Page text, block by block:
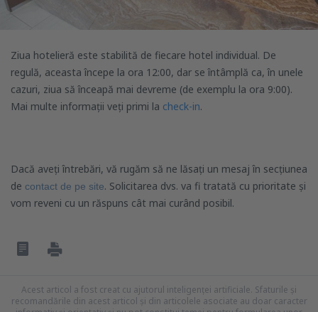
Ziua hotelieră este stabilită de fiecare hotel individual. De
regulă, aceasta începe la ora 12:00, dar se întâmplă ca, în unele
cazuri, ziua să înceapă mai devreme (de exemplu la ora 9:00).
Mai multe informații veți primi la check-in.
Dacă aveți întrebări, vă rugăm să ne lăsați un mesaj în secțiunea
de contact de pe site. Solicitarea dvs. va fi tratată cu prioritate și
vom reveni cu un răspuns cât mai curând posibil.
Acest articol a fost creat cu ajutorul inteligenței artificiale. Sfaturile și
recomandările din acest articol și din articolele asociate au doar caracter